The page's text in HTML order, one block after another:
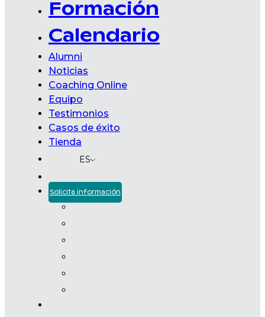
Formación
Calendario
Alumni
Noticias
Coaching Online
Equipo
Testimonios
Casos de éxito
Tienda
ES
Solicita información